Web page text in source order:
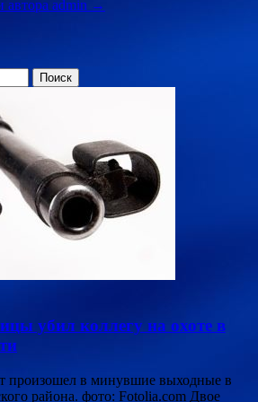
автора admin →
убил коллегу на охоте в
произошел в минувшие выходные в
района. фото: Fotolia.com Двое